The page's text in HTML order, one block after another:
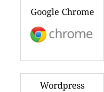
Google Chrome
Wordpress